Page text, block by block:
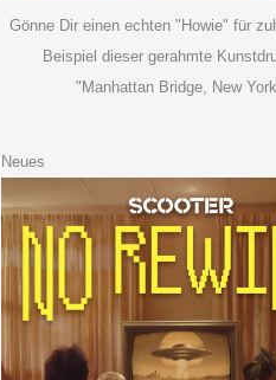
Gönne Dir einen echten "Howie" für
Beispiel dieser gerahmte
"Manhattan Bridge, New
Neues